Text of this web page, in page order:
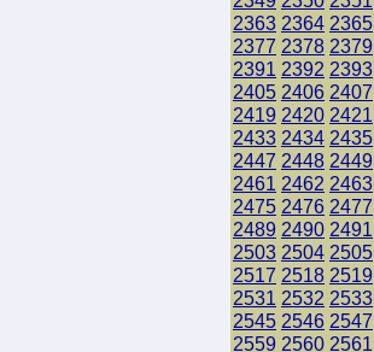
2363 2364 2365
2377 2378 2379
2391 2392 2393
2405 2406 2407
2419 2420 2421
2433 2434 2435
2447 2448 2449
2461 2462 2463
2475 2476 2477
2489 2490 2491
2503 2504 2505
2517 2518 2519
2531 2532 2533
2545 2546 2547
2559 2560 2561